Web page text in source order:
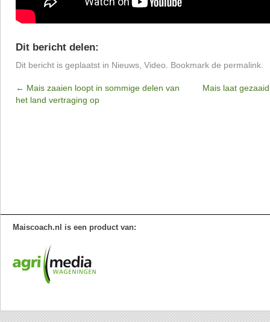
Dit bericht delen:
Dit bericht is geplaatst in Nieuws Video . Bookmark de permalink
← Mais zaaien loopt in sommige delen van
het land vertraging op
Mais laat
Maiscoach.nl is een product van: